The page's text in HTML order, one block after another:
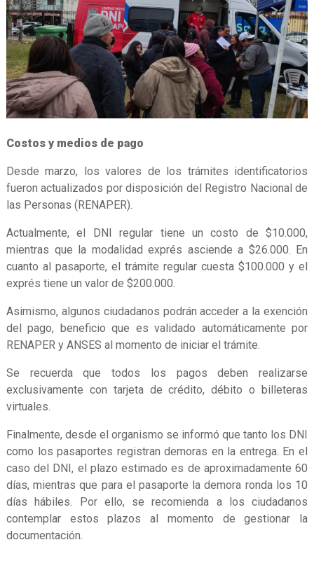
Costos y medios de pago
Desde marzo, los valores de los trámites identificatorios
fueron actualizados por disposición del Registro Nacional de
las Personas (RENAPER).
Actualmente, el DNI regular tiene un costo de $10.000,
mientras que la modalidad exprés asciende a $26.000. En
cuanto al pasaporte, el trámite regular cuesta $100.000 y el
exprés tiene un valor de $200.000.
Asimismo, algunos ciudadanos podrán acceder a la exención
del pago, beneficio que es validado automáticamente por
RENAPER y ANSES al momento de iniciar el trámite.
Se recuerda que todos los pagos deben realizarse
exclusivamente con tarjeta de crédito, débito o billeteras
virtuales.
Finalmente, desde el organismo se informó que tanto los DNI
como los pasaportes registran demoras en la entrega. En el
caso del DNI, el plazo estimado es de aproximadamente 60
días, mientras que para el pasaporte la demora ronda los 10
días hábiles. Por ello, se recomienda a los ciudadanos
contemplar estos plazos al momento de gestionar la
documentación.